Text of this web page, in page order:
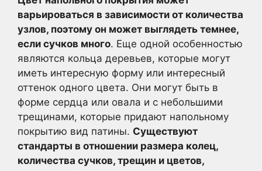
варьироваться в зависимости от количества
узлов, поэтому он может выглядеть темнее,
если сучков много. Еще одной особенностью
являются кольца деревьев, которые могут
иметь интересную форму или интересный
оттенок одного цвета. Они могут быть в
форме сердца или овала и с небольшими
трещинами, которые придают напольному
покрытию вид патины. Существуют
стандарты в отношении размера колец,
количества сучков, трещин и цветов,